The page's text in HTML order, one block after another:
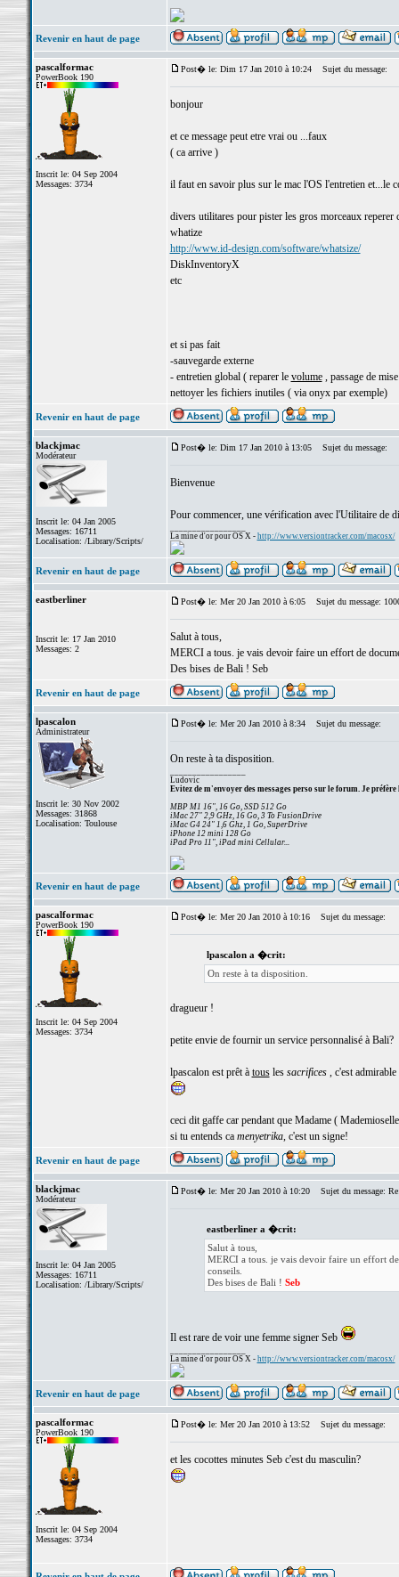
Revenir en haut de page
pascalformac
PowerBook 190
Inscrit le: 04 Sep 2004
Messages: 3734
Post� le: Dim 17 Jan 2010 à 10:24 Sujet du message:
bonjour
et ce message peut etre vrai ou ...faux
( ca arrive )
il faut en savoir plus sur le mac l'OS l'entretien et...le
divers utilitares pour pister les gros morceaux reperer
whatize
http://www.id-design.com/software/whatsize/
DiskInventoryX
etc
et si pas fait
-sauvegarde externe
- entretien global ( reparer le volume, passage de
nettoyer les fichiers inutiles ( via onyx par exemple)
Revenir en haut de page
blackjmac
Modérateur
Inscrit le: 04 Jan 2005
Messages: 16711
Localisation: /Library/Scripts/
Post� le: Dim 17 Jan 2010 à 13:05 Sujet du message:
Bienvenue
Pour commencer, une vérification avec l'Utilitaire de
La mine d'or pour OS X - http://www.versiontracker.com/macosx/
Revenir en haut de page
eastberliner
Inscrit le: 17 Jan 2010
Messages: 2
Post� le: Mer 20 Jan 2010 à 6:05 Sujet du message:
Salut à tous,
MERCI a tous. je vais devoir faire un effort de
Des bises de Bali ! Seb
Revenir en haut de page
lpascalon
Administrateur
Inscrit le: 30 Nov 2002
Messages: 31868
Localisation: Toulouse
Post� le: Mer 20 Jan 2010 à 8:34 Sujet du message:
On reste à ta disposition.
Ludovic
Evitez de m'envoyer des messages perso sur le forum. Je préfère
MBP M1 16", 16 Go, SSD 512 Go
iMac 27" 2,9 GHz, 16 Go, 3 To FusionDrive
iMac G4 24" 1,6 Ghz, 1 Go, SuperDrive
iPhone 12 mini 128 Go
iPad Pro 11", iPad mini Cellular...
Revenir en haut de page
pascalformac
PowerBook 190
Inscrit le: 04 Sep 2004
Messages: 3734
Post� le: Mer 20 Jan 2010 à 10:16 Sujet du message:
lpascalon a �crit:
On reste à ta disposition.
dragueur !
petite envie de fournir un service personnalisé à Bali?
lpascalon est prêt à tousles sacrifices, c'est admirable
ceci dit gaffe car pendant que Madame (
si tu entends ca menyetrika, c'est un signe!
Revenir en haut de page
blackjmac
Modérateur
Inscrit le: 04 Jan 2005
Messages: 16711
Localisation: /Library/Scripts/
Post� le: Mer 20 Jan 2010 à 10:20 Sujet du message:
eastberliner a �crit:
Salut à tous,
MERCI a tous. je vais devoir faire un effort
conseils.
Des bises de Bali ! Seb
Il est rare de voir une femme signer Seb
La mine d'or pour OS X - http://www.versiontracker.com/macosx/
Revenir en haut de page
pascalformac
PowerBook 190
Inscrit le: 04 Sep 2004
Messages: 3734
Post� le: Mer 20 Jan 2010 à 13:52 Sujet du message:
et les cocottes minutes Seb c'est du masculin?